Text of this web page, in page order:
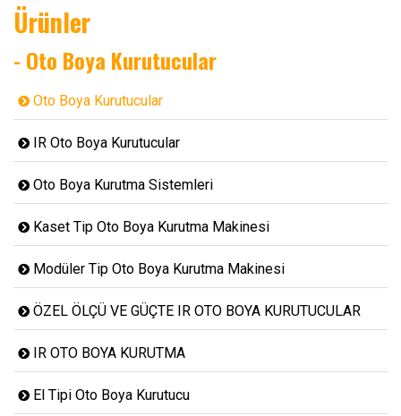
Ürünler
- Oto Boya Kurutucular
Oto Boya Kurutucular
IR Oto Boya Kurutucular
Oto Boya Kurutma Sistemleri
Kaset Tip Oto Boya Kurutma Makinesi
Modüler Tip Oto Boya Kurutma Makinesi
ÖZEL ÖLÇÜ VE GÜÇTE IR OTO BOYA KURUTUCULAR
IR OTO BOYA KURUTMA
El Tipi Oto Boya Kurutucu